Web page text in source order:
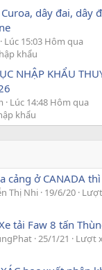
dây đai, dây
Lúc 15:03 Hôm qua
khẩu
NHẬP KHẨU
Lúc 14:48 Hôm qua
khẩu
cảng ở CANADA
Thị Nhi 19/6/20
tải Faw 8 tấn
25/1/21
Lượt